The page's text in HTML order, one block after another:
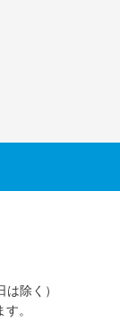
除く）
。